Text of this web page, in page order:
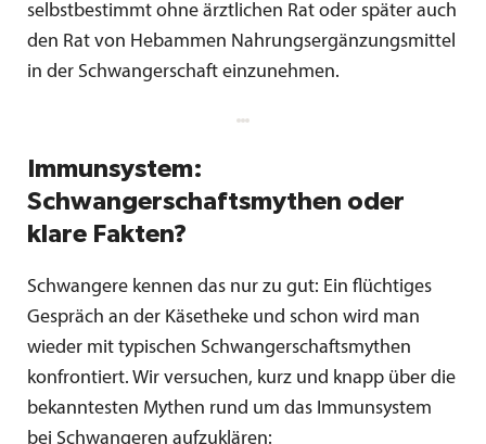
selbstbestimmt ohne ärztlichen Rat oder später auch
den Rat von Hebammen Nahrungsergänzungsmittel
in der Schwangerschaft einzunehmen.
Immunsystem:
Schwangerschaftsmythen oder
klare Fakten?
Schwangere kennen das nur zu gut: Ein flüchtiges
Gespräch an der Käsetheke und schon wird man
wieder mit typischen Schwangerschaftsmythen
konfrontiert. Wir versuchen, kurz und knapp über die
bekanntesten Mythen rund um das Immunsystem
bei Schwangeren aufzuklären: